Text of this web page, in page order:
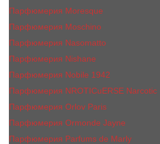
Парфюмерия Moresque
Парфюмерия Moschino
Парфюмерия Nasomatto
Парфюмерия Nishane
Парфюмерия Nobile 1942
Парфюмерия NROTICuERSE Narcotic
Парфюмерия Orlov Paris
Парфюмерия Ormonde Jayne
Парфюмерия Parfums de Marly